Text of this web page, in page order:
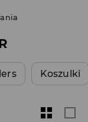
Koszulki